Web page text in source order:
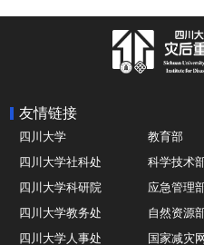
友情链接
四川大学 教育部
四川大学社科处
科学技术
四川大学科研院
应急管理
四川大学教务处
自然资源
四川大学人事处
国家减灾